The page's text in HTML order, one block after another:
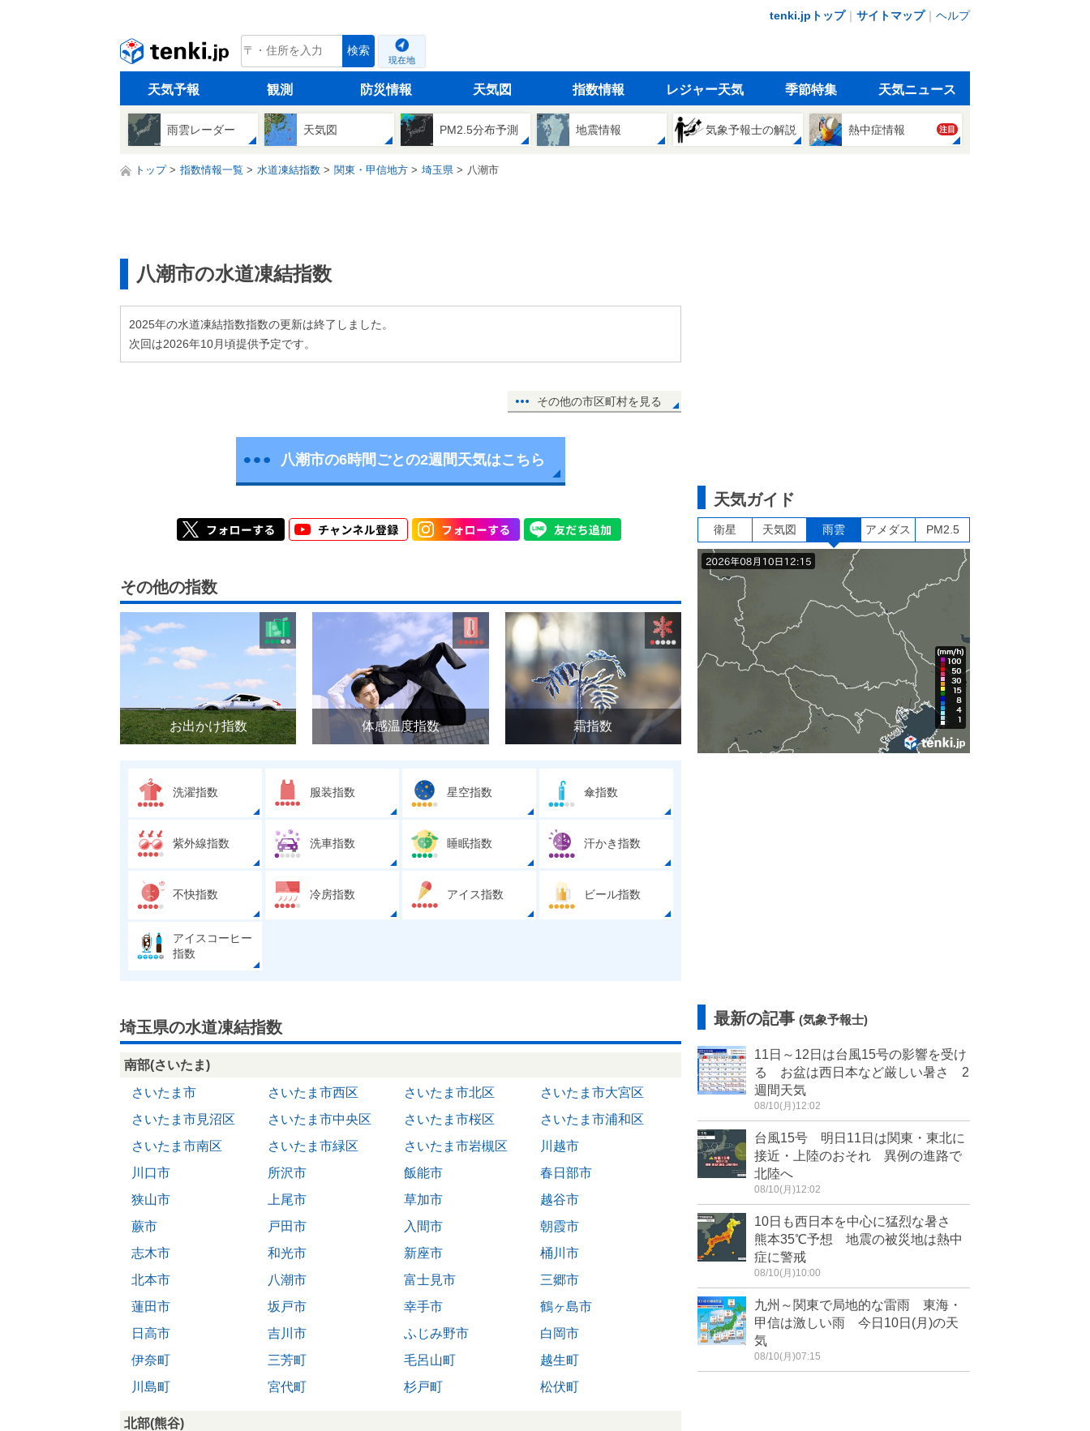
tenki.jpトップ｜ サイトマップ｜ ヘルプ
tenki.jp 検索
現在地
天気予報 観測 防災情報 天気図 指数情報 レジャー天気 季節特集 天気ニュース
雨雲レーダー 天気図 PM2.5分布予測 地震情報 気象予報士の解説 熱中症情報 注目
トップ 指数情報一覧 水道凍結指数 関東・甲信地方 埼玉県 八潮市
八潮市の水道凍結指数
2025年の水道凍結指数指数の更新は終了しました。
次回は2026年10月頃提供予定です。
その他の市区町村を見る
八潮市の6時間ごとの2週間天気はこちら
その他の指数
お出かけ指数 体感温度指数 霜指数
洗濯指数 服装指数 星空指数 傘指数
紫外線指数 洗車指数 睡眠指数 汗かき指数
不快指数 冷房指数 アイス指数 ビール指数
アイスコーヒー
指数
埼玉県の水道凍結指数
南部(さいたま)
さいたま市
さいたま市西区 さいたま市北区
さいたま市大宮区
さいたま市見沼区
さいたま市中央区 さいたま市桜区
さいたま市浦和区
さいたま市南区
さいたま市緑区 さいたま市岩槻区
川越市
川口市
所沢市 飯能市
春日部市
狭山市
上尾市 草加市
越谷市
蕨市
戸田市 入間市
朝霞市
志木市
和光市 新座市
桶川市
北本市
八潮市 富士見市
三郷市
蓮田市
坂戸市 幸手市
鶴ヶ島市
日高市
吉川市 ふじみ野市
白岡市
伊奈町
三芳町 毛呂山町
越生町
川島町
宮代町 杉戸町 松伏町
北部(熊谷)
天気ガイド
衛星 天気図 雨雲 アメダス PM2.5
最新の記事 (気象予報士)
11日～12日は台風15号の影響を受け
る お盆は西日本など厳しい暑さ 2
週間天気
08/10(月)12:02
台風15号 明日11日は関東・東北に
接近・上陸のおそれ 異例の進路で
北陸へ
08/10(月)12:02
10日も西日本を中心に猛烈な暑さ
熊本35℃予想 地震の被災地は熱中
症に警戒
08/10(月)10:00
九州～関東で局地的な雷雨 東海・
甲信は激しい雨 今日10日(月)の天
気
08/10(月)07:15